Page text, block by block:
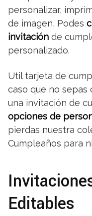
personalizar,
de imagen, Podes
invitación de
personalizado.
Util tarjeta de
caso que no sepas
una invitación de
opciones de
pierdas nuestra
Cumpleaños para
Editables